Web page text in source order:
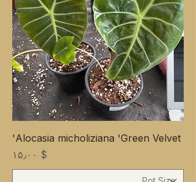
Alocasia micholiziana 'Green Velvet'
Price
$ ۱۵٫۰۰